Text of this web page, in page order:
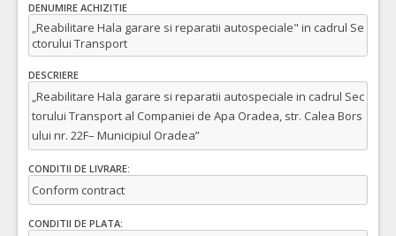
DENUMIRE ACHIZITIE
„Reabilitare Hala garare si reparatii autospeciale" in cadrul Se
ctorului Transport
DESCRIERE
„Reabilitare Hala garare si reparatii autospeciale in cadrul Sec
torului Transport al Companiei de Apa Oradea, str. Calea Bors
ului nr. 22F– Municipiul Oradea”
CONDITII DE LIVRARE:
Conform contract
CONDITII DE PLATA: